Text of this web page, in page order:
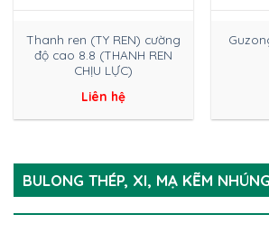
Thanh ren (TY REN) cường
độ cao 8.8 (THANH REN
CHỊU LỰC)
Liên hệ
BULONG THÉP, XI, MẠ KẼM